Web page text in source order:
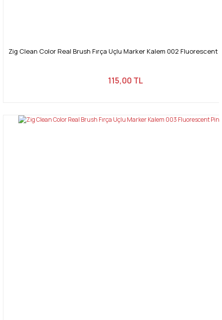
Zig Clean Color Real Brush Fırça Uçlu Marker Kalem 002 Fluorescent
115,00 TL